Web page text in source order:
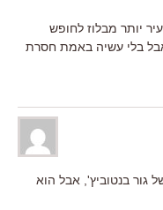
יותר מבלוז לחופש
בלי עשיה באמת חסרת
גור בנטוביץ', אבל הוא